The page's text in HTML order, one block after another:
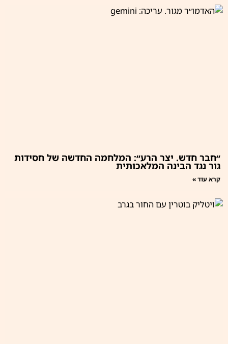
״חבר חדש. יצר הרע״: המלחמה החדשה של חסידות
גור נגד הבינה המלאכותית
קרא עוד »